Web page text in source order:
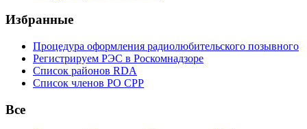
Избранные
Процедура оформления радиолюбительского позывного
Регистрируем РЭС в Роскомнадзоре
Список районов RDA
Список членов РО СРР
Все